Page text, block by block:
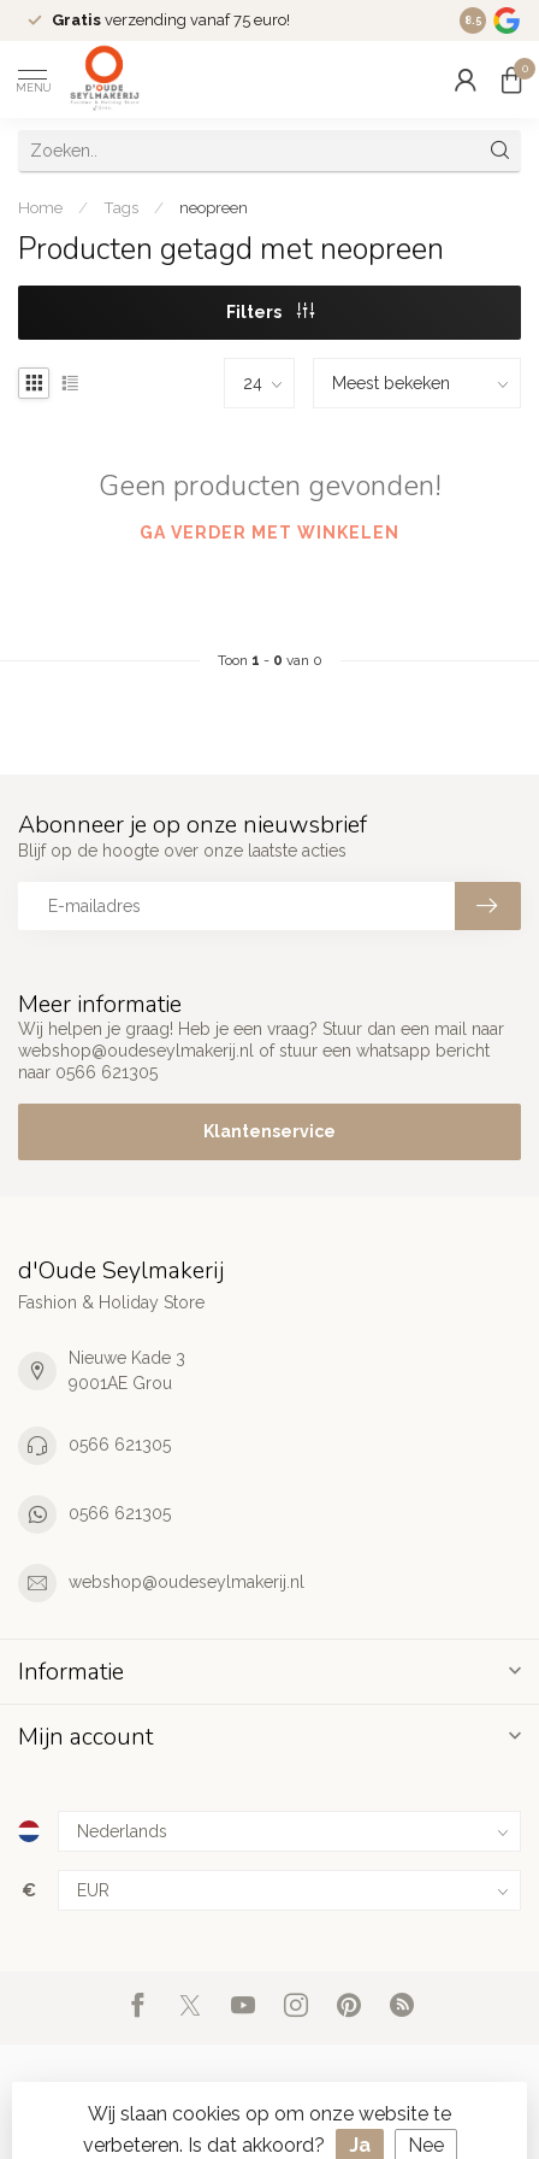
Gratis verzending vanaf 75 euro! Dé
8.5
MENU
0
Home / Tags / neopreen
Producten getagd met neopreen
Filters
Geen producten gevonden!
GA VERDER MET WINKELEN
Toon 1 - 0 van 0
Meer informatie
Wij helpen je graag! Heb je een vraag? Stuur dan een mail naar
webshop@oudeseylmakerij.nl
of stuur een whatsapp bericht
naar 0566 621305
Klantenservice
Abonneer je op onze nieuwsbrief
Blijf op de hoogte over onze laatste acties
d'Oude Seylmakerij
Fashion & Holiday Store
Nieuwe Kade 3
9001AE Grou
0566 621305
0566 621305
webshop@oudeseylmakerij.nl
Informatie
Mijn account
€
© Copyright 2026 d'Oude Seylmakerij- Powered by Lightspeed
Wij slaan cookies op om onze website te
verbeteren. Is dat akkoord?
Ja Nee